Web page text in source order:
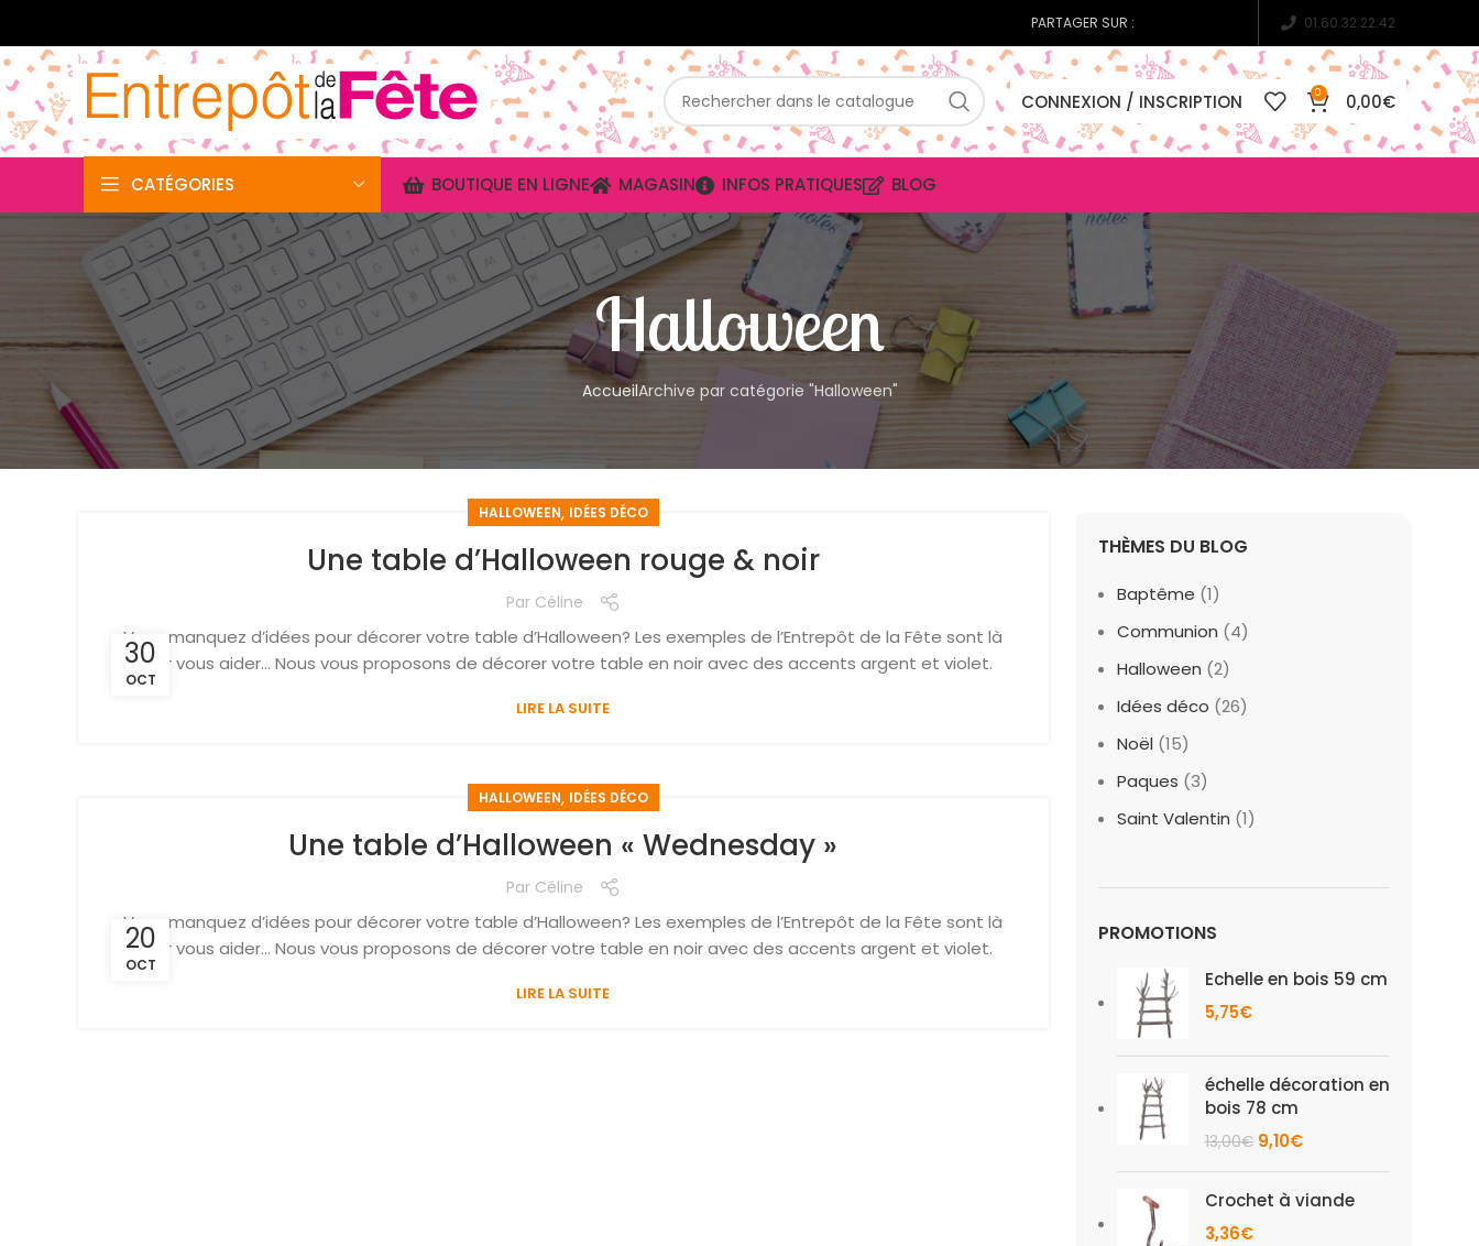
PARTAGER SUR : 01.60.32.22.42
CONNEXION / INSCRIPTION 0 0,00€
CATÉGORIES BOUTIQUE EN LIGNE MAGASIN INFOS PRATIQUES BLOG
Halloween
AccueilArchive par catégorie "Halloween"
30
OCT
HALLOWEEN, IDÉES DÉCO
Une table d’Halloween rouge & noir
Par Céline
Vous manquez d’idées pour décorer votre table d’Halloween? Les exemples de l’Entrepôt de la Fête sont là
pour vous aider… Nous vous proposons de décorer votre table en noir avec des accents argent et violet.
LIRE LA SUITE
20
OCT
HALLOWEEN, IDÉES DÉCO
Une table d’Halloween « Wednesday »
Par Céline
Vous manquez d’idées pour décorer votre table d’Halloween? Les exemples de l’Entrepôt de la Fête sont là
pour vous aider… Nous vous proposons de décorer votre table en noir avec des accents argent et violet.
LIRE LA SUITE
THÈMES DU BLOG
Baptême (1)
Communion (4)
Halloween (2)
Idées déco (26)
Noël (15)
Paques (3)
Saint Valentin (1)
PROMOTIONS
Echelle en bois 59 cm
5,75€
échelle décoration en
bois 78 cm
13,00€ 9,10€
Crochet à viande
3,36€